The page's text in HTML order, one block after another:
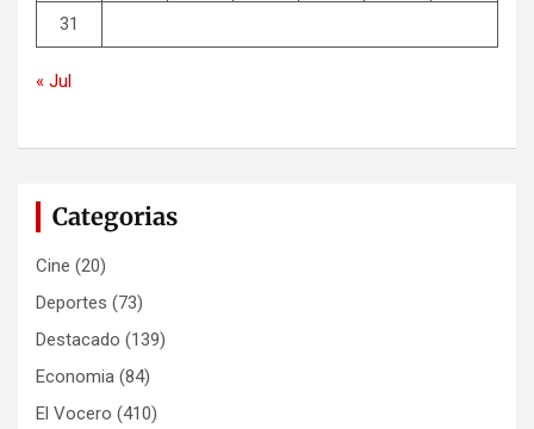
31
« Jul
Categorias
Cine (20)
Deportes (73)
Destacado (139)
Economia (84)
El Vocero (410)